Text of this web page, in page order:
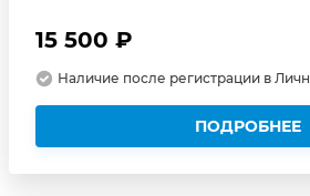
15 500 ₽
Наличие после регистрации в
ПОДРОБНЕЕ